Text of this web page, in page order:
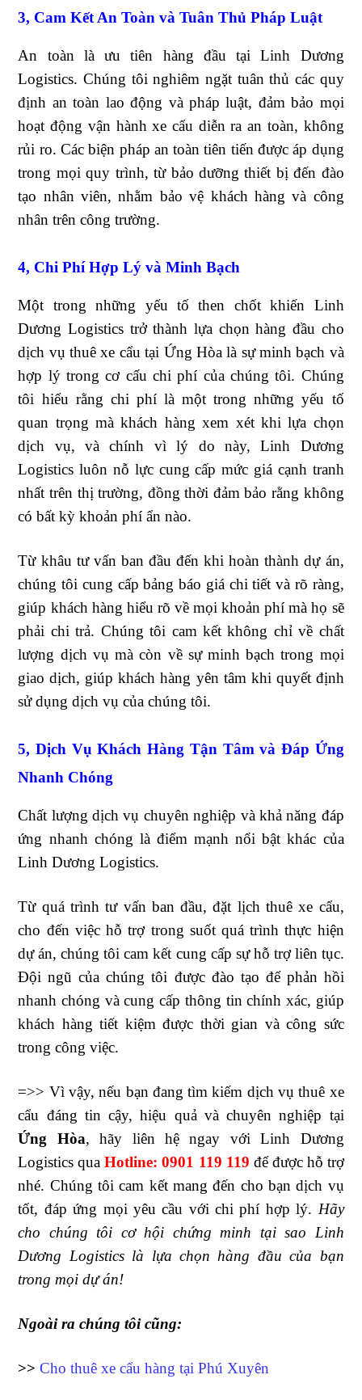
3, Cam Kết An Toàn và Tuân Thủ Pháp Luật
An toàn là ưu tiên hàng đầu tại Linh Dương
Logistics. Chúng tôi nghiêm ngặt tuân thủ các quy
định an toàn lao động và pháp luật, đảm bảo mọi
hoạt động vận hành xe cẩu diễn ra an toàn, không
rủi ro. Các biện pháp an toàn tiên tiến được áp dụng
trong mọi quy trình, từ bảo dưỡng thiết bị đến đào
tạo nhân viên, nhằm bảo vệ khách hàng và công
nhân trên công trường.
4, Chi Phí Hợp Lý và Minh Bạch
Một trong những yếu tố then chốt khiến Linh
Dương Logistics trở thành lựa chọn hàng đầu cho
dịch vụ thuê xe cẩu tại Ứng Hòa là sự minh bạch và
hợp lý trong cơ cấu chi phí của chúng tôi. Chúng
tôi hiểu rằng chi phí là một trong những yếu tố
quan trọng mà khách hàng xem xét khi lựa chọn
dịch vụ, và chính vì lý do này, Linh Dương
Logistics luôn nỗ lực cung cấp mức giá cạnh tranh
nhất trên thị trường, đồng thời đảm bảo rằng không
có bất kỳ khoản phí ẩn nào.
Từ khâu tư vấn ban đầu đến khi hoàn thành dự án,
chúng tôi cung cấp bảng báo giá chi tiết và rõ ràng,
giúp khách hàng hiểu rõ về mọi khoản phí mà họ sẽ
phải chi trả. Chúng tôi cam kết không chỉ về chất
lượng dịch vụ mà còn về sự minh bạch trong mọi
giao dịch, giúp khách hàng yên tâm khi quyết định
sử dụng dịch vụ của chúng tôi.
5, Dịch Vụ Khách Hàng Tận Tâm và Đáp Ứng
Nhanh Chóng
Chất lượng dịch vụ chuyên nghiệp và khả năng đáp
ứng nhanh chóng là điểm mạnh nổi bật khác của
Linh Dương Logistics.
Từ quá trình tư vấn ban đầu, đặt lịch thuê xe cẩu,
cho đến việc hỗ trợ trong suốt quá trình thực hiện
dự án, chúng tôi cam kết cung cấp sự hỗ trợ liên tục.
Đội ngũ của chúng tôi được đào tạo để phản hồi
nhanh chóng và cung cấp thông tin chính xác, giúp
khách hàng tiết kiệm được thời gian và công sức
trong công việc.
=>> Vì vậy, nếu bạn đang tìm kiếm dịch vụ thuê xe
cẩu đáng tin cậy, hiệu quả và chuyên nghiệp tại
Ứng Hòa, hãy liên hệ ngay với Linh Dương
Logistics quaHotline: 0901 119 119 để được hỗ trợ
nhé. Chúng tôi cam kết mang đến cho bạn dịch vụ
tốt, đáp ứng mọi yêu cầu với chi phí hợp lý. Hãy
cho chúng tôi cơ hội chứng minh tại sao Linh
Dương Logistics là lựa chọn hàng đầu của bạn
trong mọi dự án!
Ngoài ra chúng tôi cũng:
>>Cho thuê xe cẩu hàng tại Phú Xuyên